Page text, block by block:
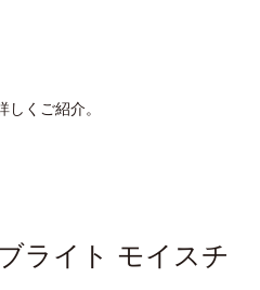
くご紹介。
ライト モイスチ